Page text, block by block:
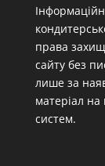
права
сайту без
лише за
матеріал на
систем.